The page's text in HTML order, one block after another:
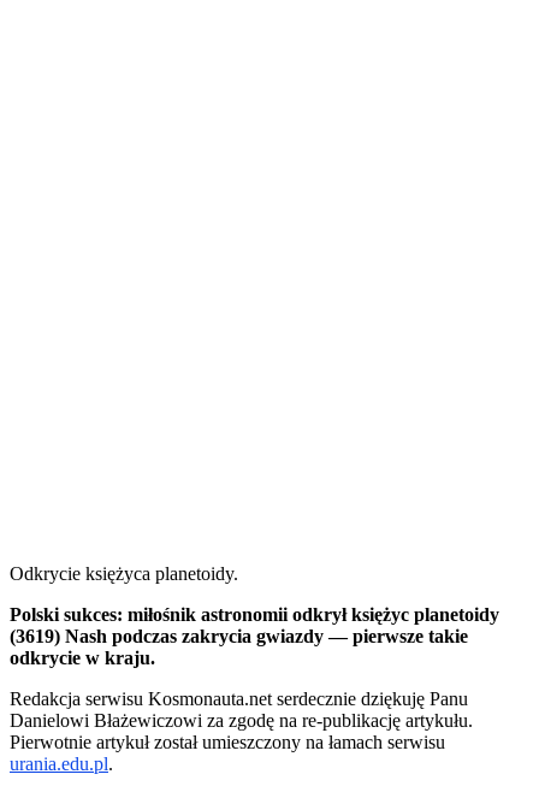
Odkrycie księżyca planetoidy.
Polski sukces: miłośnik astronomii odkrył księżyc planetoidy
(3619) Nash podczas zakrycia gwiazdy — pierwsze takie
odkrycie w kraju.
Redakcja serwisu Kosmonauta.net serdecznie dziękuję Panu
Danielowi Błażewiczowi za zgodę na re-publikację artykułu.
Pierwotnie artykuł został umieszczony na łamach serwisu
urania.edu.pl.